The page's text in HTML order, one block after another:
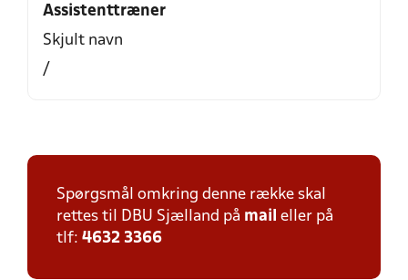
Assistenttræner
Skjult navn
/
Spørgsmål omkring denne række skal
rettes til DBU Sjælland på mail eller på
tlf: 4632 3366